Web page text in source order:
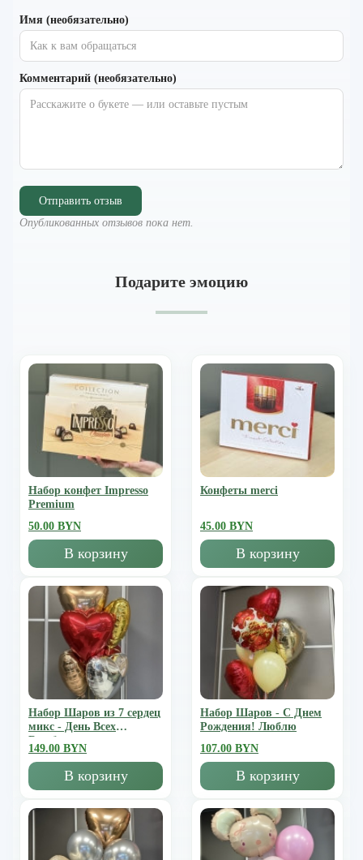
Имя (необязательно)
Комментарий (необязательно)
Отправить отзыв
Опубликованных отзывов пока нет.
Подарите эмоцию
Набор конфет Impresso
Premium
50.00 BYN
В корзину
Конфеты merci
45.00 BYN
В корзину
Набор Шаров из 7 сердец
микс - День Всех
Влюбленных
149.00 BYN
В корзину
Набор Шаров - С Днем
Рождения! Люблю
107.00 BYN
В корзину